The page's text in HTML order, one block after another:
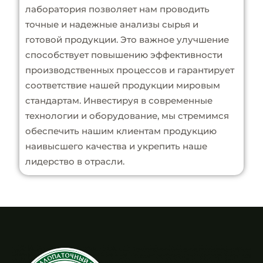
лаборатория позволяет нам проводить
точные и надежные анализы сырья и
готовой продукции. Это важное улучшение
способствует повышению эффективности
производственных процессов и гарантирует
соответствие нашей продукции мировым
стандартам. Инвестируя в современные
технологии и оборудование, мы стремимся
обеспечить нашим клиентам продукцию
наивысшего качества и укрепить наше
лидерство в отрасли.